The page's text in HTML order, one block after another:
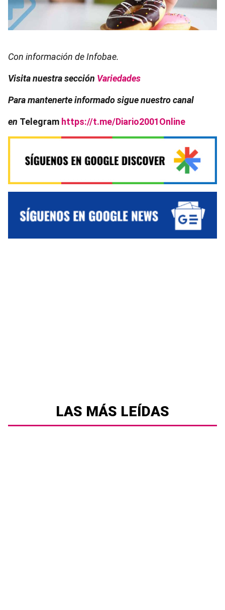
Con información de Infobae.
Visita nuestra sección Variedades
Para mantenerte informado sigue nuestro canal
en Telegram https://t.me/Diario2001Online
LAS MÁS LEÍDAS